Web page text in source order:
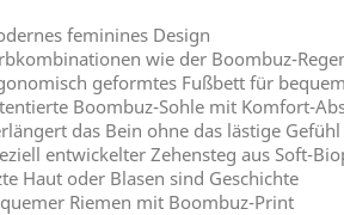
feminines Design
wie der Boombuz-
geformtes Fußbett für
Boombuz-Sohle mit Komfort-
das Bein ohne das lästige Gefühl
entwickelter Zehensteg aus Soft-
Haut oder Blasen sind Geschichte
Riemen mit Boombuz-Print